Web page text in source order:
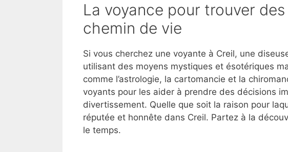
La voyance pour trouver
chemin de vie
Si vous cherchez une voyante à Creil, une
utilisant des moyens mystiques et ésotériques
comme l’astrologie, la cartomancie et la
voyants pour les aider à prendre des décisions
divertissement. Quelle que soit la raison pour
réputée et honnête dans Creil. Partez à la
le temps.